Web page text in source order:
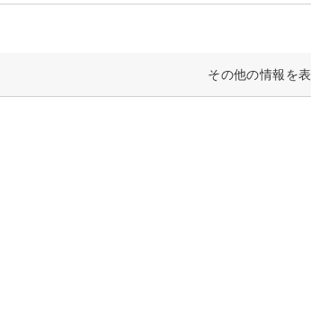
その他の情報を